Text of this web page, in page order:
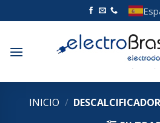
al
INICIO /